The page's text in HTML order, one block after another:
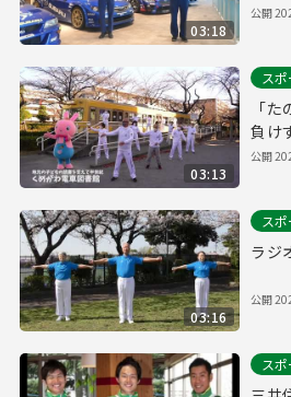
03:18
公開
03:13
ス
「
負け
公開
03:16
ス
ラジ
公開
ス